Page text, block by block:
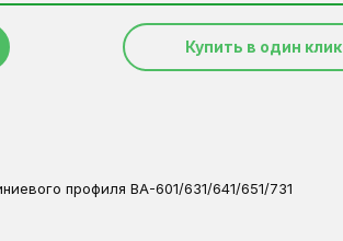
Купить в один клик
профиля ВА-601/631/641/651/731